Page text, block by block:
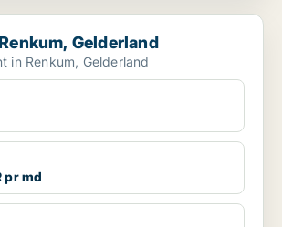
Gelderland
Gelderland
in Renkum, Gelderland
pr md